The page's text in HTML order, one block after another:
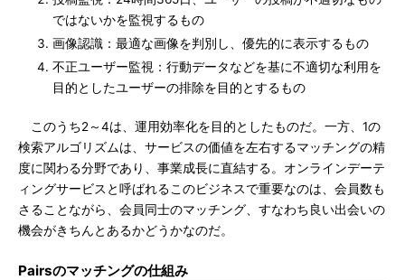
ではないかを監視するもの
画像認識：最適な画像を判別し、優先的に表示するもの
不正ユーザー監視：行動データなどを基に不適切な利用を
目的としたユーザーの排除を目的とするもの
このうち2～4は、運用効率化を目的としたものだ。一方、1の
検索アルゴリズムは、サービスの価値を左右するマッチングの精
度に関わる分野であり、事業成長に直結する。オンラインデーテ
ィングサービスと呼ばれるこのビジネスで重要なのは、会員数も
さることながら、会員同士のマッチング、すなわち良い出会いの
機会がきちんとあるかどうかなのだ。
Pairsのマッチングの仕組み